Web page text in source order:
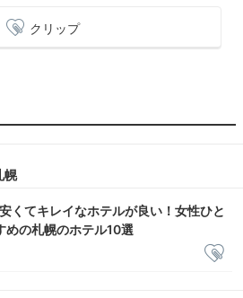
クリップ
幌
くてキレイなホテルが良い！女性ひと
めの札幌のホテル10選